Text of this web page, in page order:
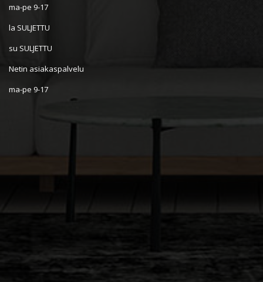
ma-pe 9-17
la SULJETTU
su SULJETTU
Netin asiakaspalvelu
ma-pe 9-17